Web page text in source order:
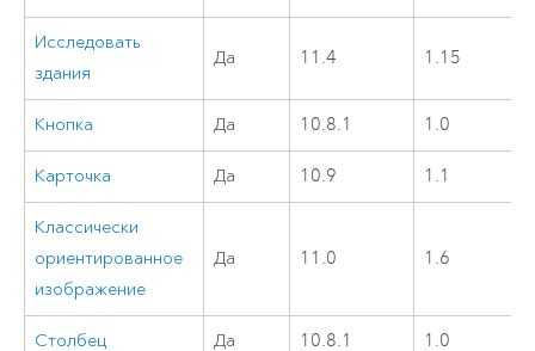
Исследовать
здания
Да 11.4 1.15
Кнопка Да 10.8.1 1.0
Карточка Да 10.9 1.1
Классически
ориентированное
изображение
Да 11.0 1.6
Столбец Да 10.8.1 1.0